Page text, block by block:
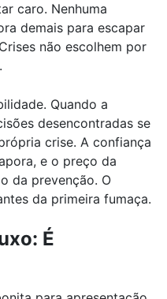
caro. Nenhuma
demais para escapar
não escolhem por
Quando a
desencontradas se
crise. A confiança
e o preço da
da prevenção. O
da primeira fumaça.
É